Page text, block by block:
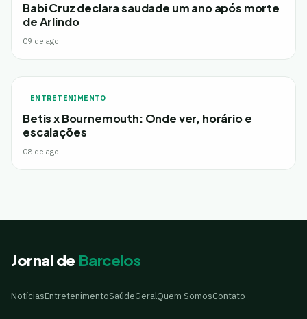
Babi Cruz declara saudade um ano após morte
de Arlindo
09 de ago.
ENTRETENIMENTO
Betis x Bournemouth: Onde ver, horário e
escalações
08 de ago.
Jornal de Barcelos
NotíciasEntretenimentoSaúdeGeralQuem SomosContato